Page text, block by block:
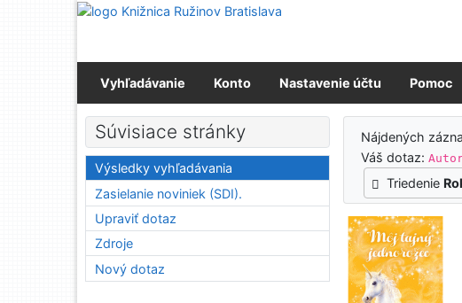
Prejsť na obsah
Vyhľadávanie Konto Nastavenie účtu Pomoc
Nájdených
Váš dotaz:
Triedenie
Súvisiace stránky
Výsledky vyhľadávania
Zasielanie noviniek (SDI).
Upraviť dotaz
Zdroje
Nový dotaz